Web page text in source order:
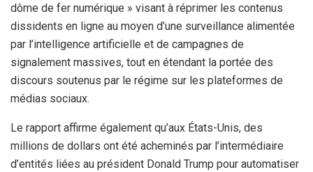
dôme de fer numérique » visant à réprimer les contenus
dissidents en ligne au moyen d’une surveillance alimentée
par l’intelligence artificielle et de campagnes de
signalement massives, tout en étendant la portée des
discours soutenus par le régime sur les plateformes de
médias sociaux.
Le rapport affirme également qu’aux États-Unis, des
millions de dollars ont été acheminés par l’intermédiaire
d’entités liées au président Donald Trump pour automatiser